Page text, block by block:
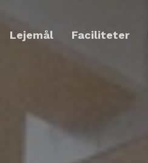
Lejemål Faciliteter